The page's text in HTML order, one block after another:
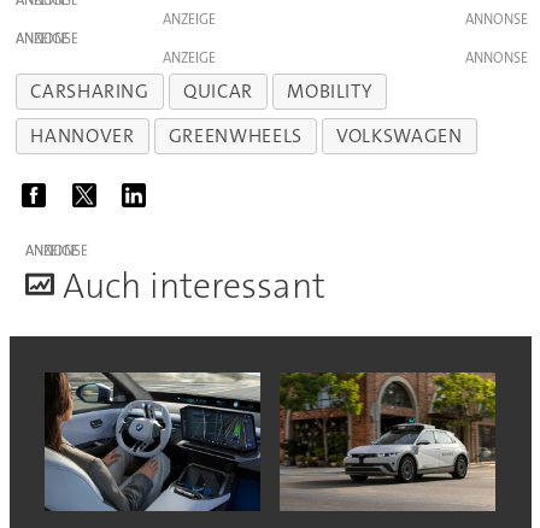
ANZEIGE
ANZEIGE
ANZEIGE
CARSHARING QUICAR
MOBILITY
HANNOVER
GREENWHEELS VOLKSWAGEN
ANZEIGE
Auch interessant